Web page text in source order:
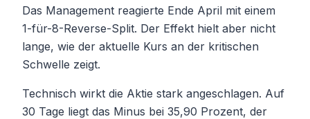
Das Management reagierte Ende April mit einem
1-für-8-Reverse-Split. Der Effekt hielt aber nicht
lange, wie der aktuelle Kurs an der kritischen
Schwelle zeigt.
Technisch wirkt die Aktie stark angeschlagen. Auf
30 Tage liegt das Minus bei 35,90 Prozent, der